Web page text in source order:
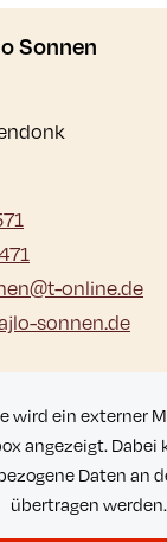
Sonnen
online.de
sonnen.de
wird ein externer
angezeigt. Dabei
Daten an
übertragen werden.